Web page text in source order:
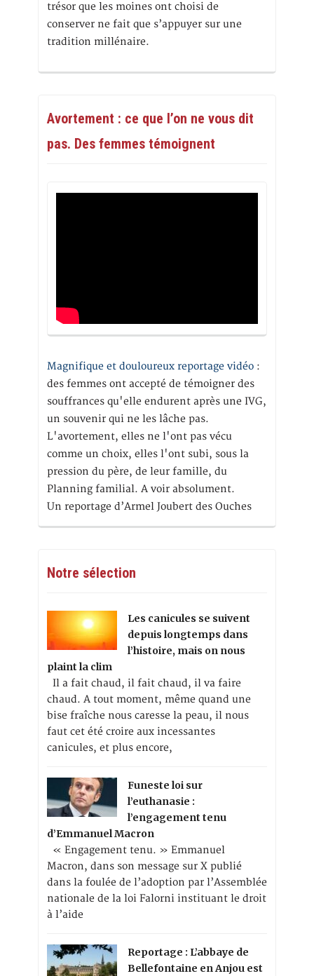
trésor que les moines ont choisi de
conserver ne fait que s’appuyer sur une
tradition millénaire.
Avortement : ce que l’on ne vous dit
pas. Des femmes témoignent
Magnifique et douloureux reportage vidéo :
des femmes ont accepté de témoigner des
souffrances qu'elle endurent après une IVG,
un souvenir qui ne les lâche pas.
L'avortement, elles ne l'ont pas vécu
comme un choix, elles l'ont subi, sous la
pression du père, de leur famille, du
Planning familial. A voir absolument.
Un reportage d’Armel Joubert des Ouches
Notre sélection
Les canicules se suivent
depuis longtemps dans
l’histoire, mais on nous
plaint la clim
Il a fait chaud, il fait chaud, il va faire
chaud. A tout moment, même quand une
bise fraîche nous caresse la peau, il nous
faut cet été croire aux incessantes
canicules, et plus encore,
Funeste loi sur
l’euthanasie :
l’engagement tenu
d’Emmanuel Macron
« Engagement tenu. » Emmanuel
Macron, dans son message sur X publié
dans la foulée de l’adoption par l’Assemblée
nationale de la loi Falorni instituant le droit
à l’aide
Reportage : L’abbaye de
Bellefontaine en Anjou est